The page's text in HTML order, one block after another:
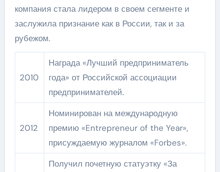
компания стала лидером в своем сегменте и
заслужила признание как в России, так и за
рубежом.
2010
Награда «Лучший предприниматель
года» от Российской ассоциации
предпринимателей.
2012
Номинирован на международную
премию «Entrepreneur of the Year»,
присуждаемую журналом «Forbes».
Получил почетную статуэтку «За